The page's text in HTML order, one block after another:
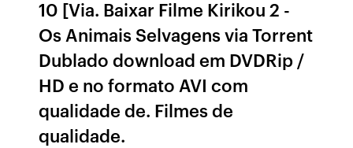
10 [Via. Baixar Filme Kirikou 2 -
Os Animais Selvagens via Torrent
Dublado download em DVDRip /
HD e no formato AVI com
qualidade de. Filmes de
qualidade.